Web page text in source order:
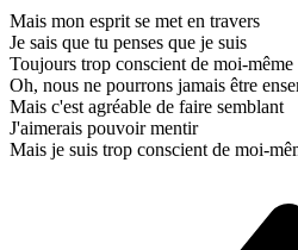
Mais mon esprit se met en travers
Je sais que tu penses que je suis
Toujours trop conscient de moi-même
Oh, nous ne pourrons jamais être
Mais c'est agréable de faire semblant
J'aimerais pouvoir mentir
Mais je suis trop conscient de moi-